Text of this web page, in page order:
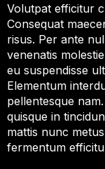
Volutpat efficitur
Consequat
risus. Per ante
venenatis
eu suspendisse
Elementum
pellentesque
quisque in
mattis nunc
fermentum